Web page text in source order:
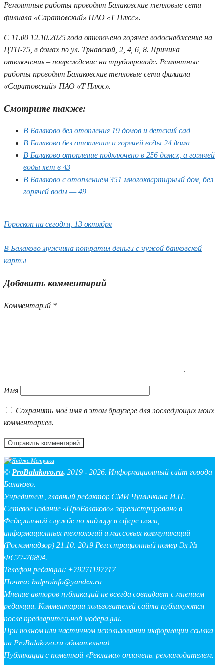
Ремонтные работы проводят Балаковские тепловые сети
филиала «Саратовский» ПАО «Т Плюс».
С 11.00 12.10.2025 года отключено горячее водоснабжение на
ЦТП-75, в домах по ул. Трнавской, 2, 4, 6, 8. Причина
отключения – повреждение на трубопроводе. Ремонтные
работы проводят Балаковские тепловые сети филиала
«Саратовский» ПАО «Т Плюс».
Смотрите также:
В Балаково без отопления 19 домов и детский сад
В Балаково без отопления и горячей воды 24 дома
В Балаково отопление подключено в 256 домах, а горячей
воды нет в 43
В Балаково с отоплением 351 многоквартирный дом, без
горячей воды — 49
Гороскоп на сегодня, 13 октября
В Балаково мужчина потратил деньги с чужой банковской
карты
Добавить комментарий
Комментарий *
Имя
Сохранить моё имя в этом браузере для последующих моих
комментариев.
© ProBalakovo.ru, 2019 - 2026. Информационный сайт города
Балаково.
Учредитель, главный редактор СМИ Чумичкина И.П.
Сетевое издание «ПроБалаково» зарегистрировано в
Федеральной службе по надзору в сфере связи,
информационных технологий и массовых коммуникаций
(Роскомнадзор) 21.10. 2019 Регистрационный номер Эл №
ФС77-76894.
Телефон редакции: +79271197717
Почта: balproinfo@yandex.ru
Мнение авторов публикаций не всегда совпадает с мнением
редакции. Комментарии пользователей сайта публикуются
после предварительной модерации.
При полном или частичном использовании информации ссылка
на ProBalakovo.ru обязательна!
Публикации с пометкой «Реклама» оплачены рекламодателем.